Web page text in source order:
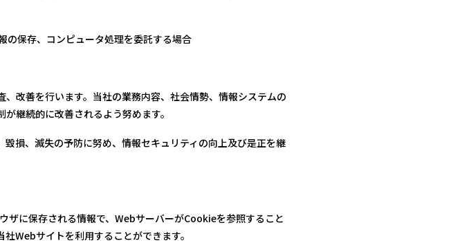
の保存、コンピュータ処理を委託する場合
改善を行います。当社の業務内容、社会情勢、情報システムの
継続的に改善されるよう努めます。
損、滅失の予防に努め、情報セキュリティの向上及び是正を継
ザに保存される情報で、WebサーバーがCookieを参照すること
Webサイトを利用することができます。